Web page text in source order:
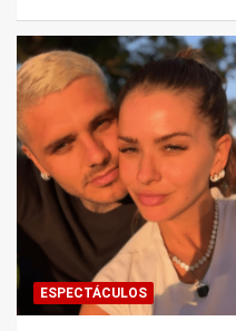
ESPECTÁCULOS